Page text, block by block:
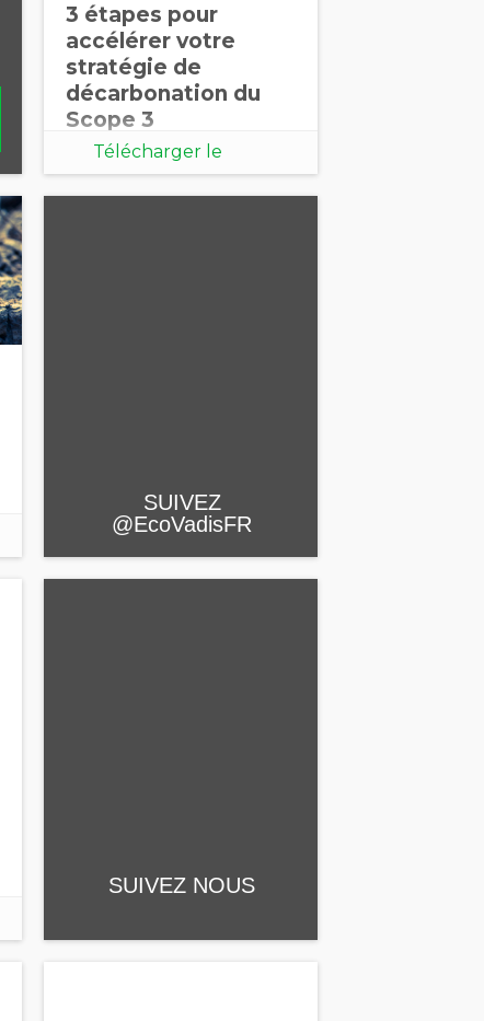
3 étapes pour
accélérer votre
stratégie de
décarbonation du
Scope 3
Télécharger le
document
SUIVEZ
@EcoVadisFR
SUIVEZ NOUS